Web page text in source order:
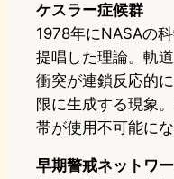
ケスラー症候群
1978年にNASAの
提唱した理論。軌
衝突が連鎖反応的
限に生成する現象
帯が使用不可能に
早期警戒ネットワ